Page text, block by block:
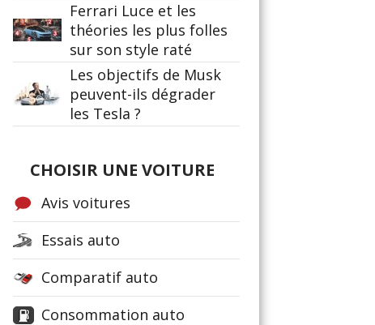
Ferrari Luce et les
théories les plus folles
sur son style raté
Les objectifs de Musk
peuvent-ils dégrader
les Tesla ?
CHOISIR UNE VOITURE
Avis voitures
Essais auto
Comparatif auto
Consommation auto